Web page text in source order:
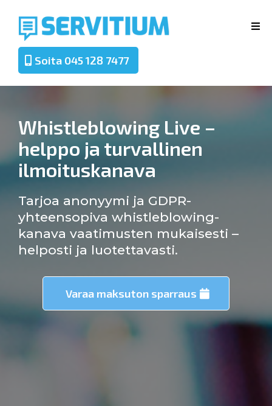
Soita 045 128 7477
Whistleblowing Live –
helppo ja turvallinen
ilmoituskanava
Tarjoa anonyymi ja GDPR-
yhteensopiva whistleblowing-
kanava vaatimusten mukaisesti –
helposti ja luotettavasti.
Varaa maksuton sparraus